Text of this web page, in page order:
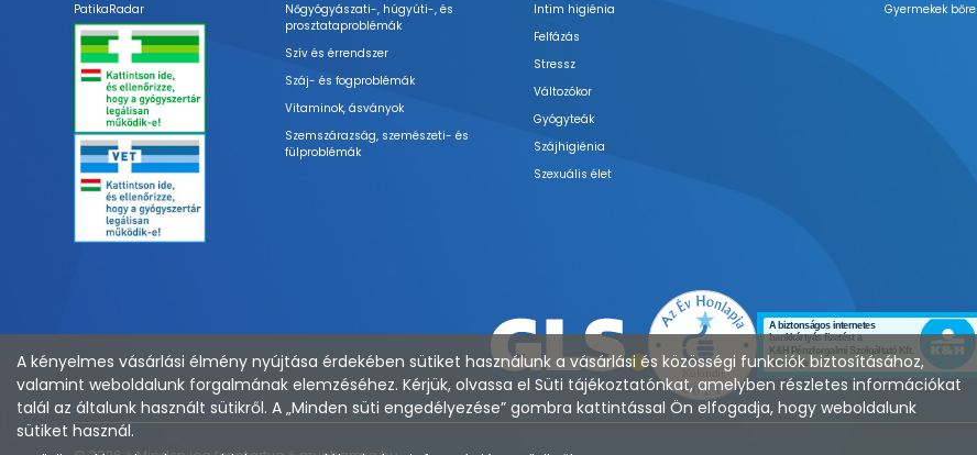
PatikaRadar
Nőgyógyászati-, húgyúti-, és
prosztataproblémák
Szív és érrendszer
Száj- és fogproblémák
Vitaminok, ásványok
Szemszárazság, szemészeti- és
fülproblémák
Intim higiénia
Felfázás
Stressz
Változókor
Gyógyteák
Szájhigiénia
Szexuális élet
Gyermekek bőre
A kényelmes vásárlási élmény nyújtása érdekében sütiket használunk a vásárlási és közösségi funkciók biztosításához,
valamint weboldalunk forgalmának elemzéséhez. Kérjük, olvassa el Süti tájékoztatónkat, amelyben részletes információkat
talál az általunk használt sütikről. A „Minden süti engedélyezése” gombra kattintással Ön elfogadja, hogy weboldalunk
sütiket használ.